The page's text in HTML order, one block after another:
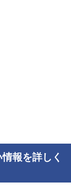
報を詳しく